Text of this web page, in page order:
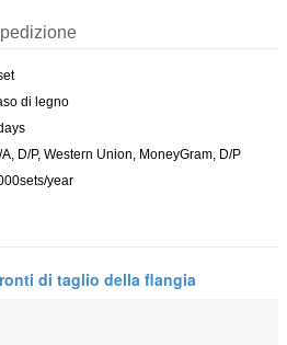
di legno
A, D/P, Western Union, MoneyGram, D/P
year
di taglio della flangia